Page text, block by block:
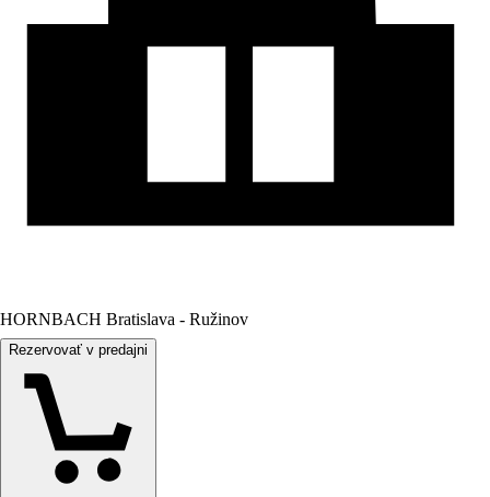
HORNBACH Bratislava - Ružinov
Rezervovať v predajni